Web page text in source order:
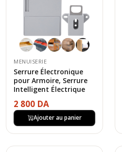
MENUISERIE
Serrure Électronique
pour Armoire, Serrure
Intelligent Électrique
2 800 DA
Ajouter au panier